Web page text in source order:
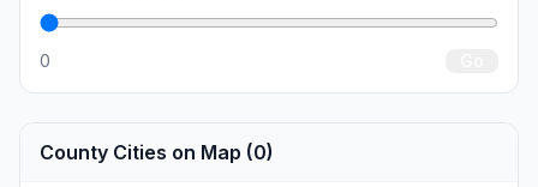
0
County Cities on Map (0)